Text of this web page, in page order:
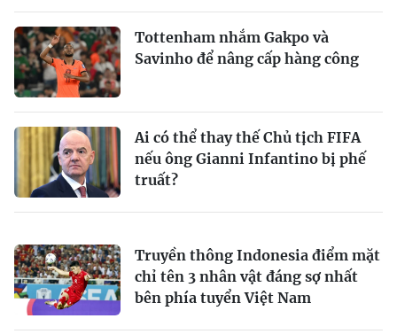
Tottenham nhắm Gakpo và
Savinho để nâng cấp hàng công
Ai có thể thay thế Chủ tịch FIFA
nếu ông Gianni Infantino bị phế
truất?
Truyền thông Indonesia điểm mặt
chỉ tên 3 nhân vật đáng sợ nhất
bên phía tuyển Việt Nam